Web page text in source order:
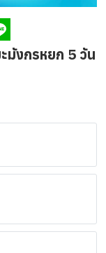
มังกรหยก 5 วัน